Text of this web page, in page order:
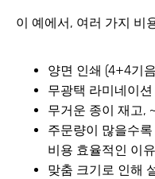
이 예에서, 여러 가지 비
양면 인쇄 (4+4기
무광택 라미네이
무거운 종이 재고,
주문량이 많을수
비용 효율적인 이
맞춤 크기로 인해